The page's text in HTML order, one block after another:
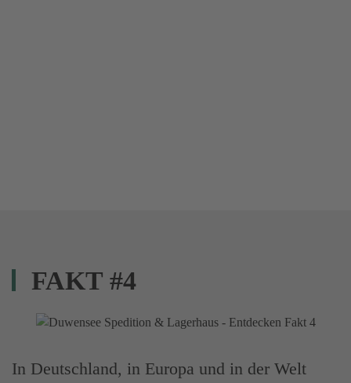
FAKT #4
In Deutschland, in Europa und in der Welt